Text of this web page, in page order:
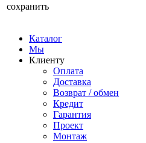
сохранить
Каталог
Мы
Клиенту
Оплата
Доставка
Возврат / обмен
Кредит
Гарантия
Проект
Монтаж